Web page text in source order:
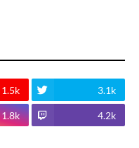
1.5k 3.1k
1.8k 4.2k